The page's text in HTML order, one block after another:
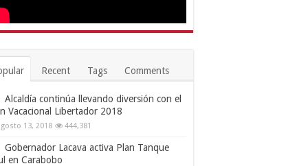
Recent Tags Comments
Alcaldía continúa llevando diversión con el
Vacacional Libertador 2018
13, 2018 444,381
Gobernador Lacava activa Plan Tanque
en Carabobo